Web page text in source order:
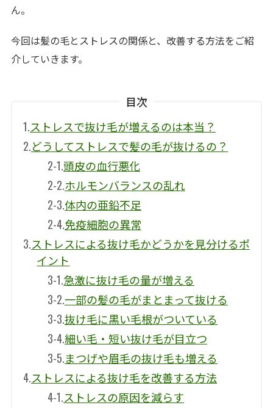
ん。
今回は髪の毛とストレスの関係と、改善する方法をご紹
介していきます。
目次
1.ストレスで抜け毛が増えるのは本当？
2.どうしてストレスで髪の毛が抜けるの？
2-1.頭皮の血行悪化
2-2.ホルモンバランスの乱れ
2-3.体内の亜鉛不足
2-4.免疫細胞の異常
3.ストレスによる抜け毛かどうかを見分けるポ
イント
3-1.急激に抜け毛の量が増える
3-2.一部の髪の毛がまとまって抜ける
3-3.抜け毛に黒い毛根がついている
3-4.細い毛・短い抜け毛が目立つ
3-5.まつげや眉毛の抜け毛も増える
4.ストレスによる抜け毛を改善する方法
4-1.ストレスの原因を減らす